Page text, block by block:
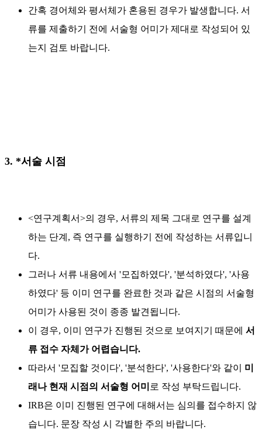
간혹 경어체와 평서체가 혼용된 경우가 발생합니다. 서
류를 제출하기 전에 서술형 어미가 제대로 작성되어 있
는지 검토 바랍니다.
3. *서술 시점
<연구계획서>의 경우, 서류의 제목 그대로 연구를 설계
하는 단계, 즉 연구를 실행하기 전에 작성하는 서류입니
다.
그러나 서류 내용에서 '모집하였다', '분석하였다', '사용
하였다' 등 이미 연구를 완료한 것과 같은 시점의 서술형
어미가 사용된 것이 종종 발견됩니다.
이 경우, 이미 연구가 진행된 것으로 보여지기 때문에 서
류 접수 자체가 어렵습니다.
따라서 '모집할 것이다', '분석한다', '사용한다'와 같이 미
래나 현재 시점의 서술형 어미 로 작성 부탁드립니다.
IRB은 이미 진행된 연구에 대해서는 심의를 접수하지 않
습니다. 문장 작성 시 각별한 주의 바랍니다.